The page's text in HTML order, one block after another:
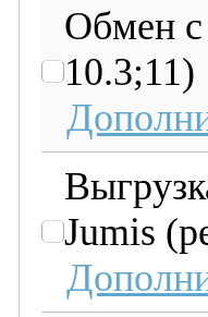
Обмен
10.3;11)
Jumis